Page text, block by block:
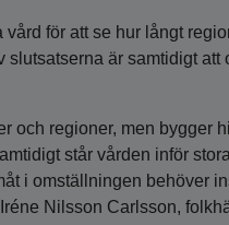
för att se hur långt
är samtidigt att
och regioner, men bygger
står vården inför
i omställningen behöver
Nilsson Carlsson,